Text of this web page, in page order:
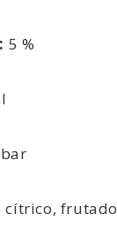
5 %
cítrico, frutado